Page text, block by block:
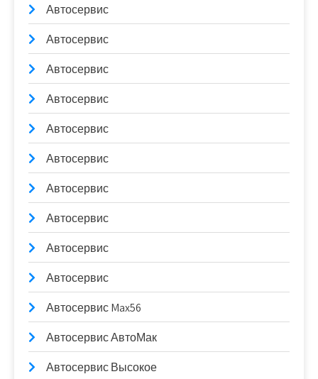
Автосервис
Автосервис
Автосервис
Автосервис
Автосервис
Автосервис
Автосервис
Автосервис
Автосервис
Автосервис
Автосервис Max56
Автосервис АвтоМак
Автосервис Высокое